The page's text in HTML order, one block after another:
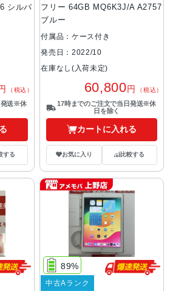
シルバ
（税込）
発送※休
する
フリー 64GB MQ6K3J/A A2757
ブルー
付属品：ケース付き
発売日：2022/10
在庫なし(入荷未定)
60,800円 （税込）
17時までのご注文で当日発送※休
日を除く
カートに入れる
お気に入り 比較する
89%
中古Aランク